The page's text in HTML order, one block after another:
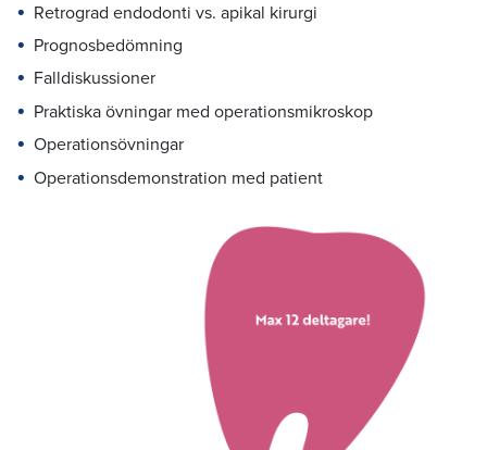
Retrograd endodonti vs. apikal kirurgi
Prognosbedömning
Falldiskussioner
Praktiska övningar med operationsmikroskop
Operationsövningar
Operationsdemonstration med patient